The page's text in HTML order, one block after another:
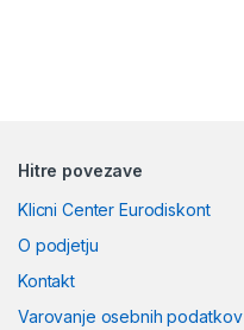
Hitre povezave
Klicni Center Eurodiskont
O podjetju
Kontakt
Varovanje osebnih podatkov